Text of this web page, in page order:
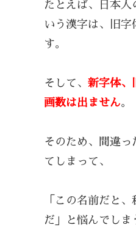
たとえば、日本人
いう漢字は、旧字
す。
そして、 新字体、
画数は出ません。
そのため、間違っ
てしまって、
「この名前だと
だ」と悩んでしま